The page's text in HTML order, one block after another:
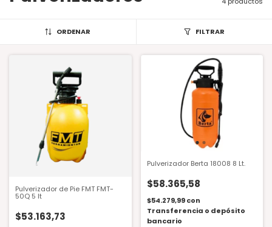
ORDENAR FILTRAR
Pulverizador de Pie FMT FMT-
50Q 5 lt
$53.163,73
Pulverizador Berta 18008 8 Lt.
$58.365,58
$54.279,99con
Transferencia o depósito
bancario